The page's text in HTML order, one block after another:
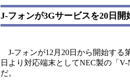
J-フォンが3Gサービスを20日開
J-フォンが12月20日から開始する
日より対応端末としてNEC製の「
だ。